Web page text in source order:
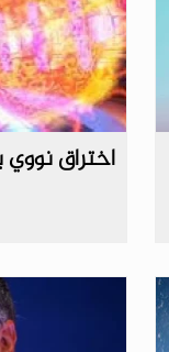
اختراق